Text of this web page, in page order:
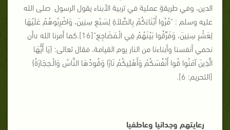
الدين، وفي طريقةٍ عملية في تربية الأبناء يقول الرسول صلى الله
عليه وسلم : "مُرُوا أَبْنَاءَكُمْ بِالصَّلاَةِ لِسَبْعِ سِنِينَ، وَاضْرِبُوهُمْ عَلَيْهَا
لِعَشْرِ سِنِينَ، وَفَرِّقُوا بَيْنَهُمْ فِي الْـمَضَاجِعِ"[16].كما أمرنا الله uأن
نحمي أنفسنا وأبناءنا من النار يوم القيامة، فقال تعالى: {يَا أَيُّهَا
الَّذِينَ آمَنُوا قُوا أَنْفُسَكُمْ وَأَهْلِيكُمْ نَارًا وَقُودُهَا النَّاسُ وَالْـحِجَارَةُ}
[التحريم: 6].
رعايتهم وجدانيا وعاطفيا